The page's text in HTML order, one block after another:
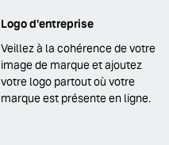
Logo d'entreprise
Veillez à la cohérence de votre
image de marque et ajoutez
votre logo partout où votre
marque est présente en ligne.